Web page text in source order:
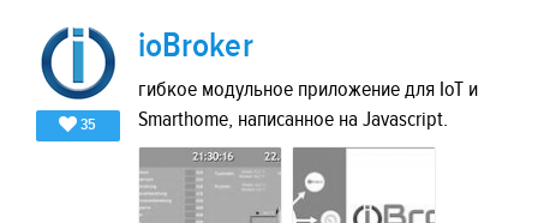
35
ioBroker
гибкое модульное приложение для IoT и
Smarthome, написанное на Javascript.